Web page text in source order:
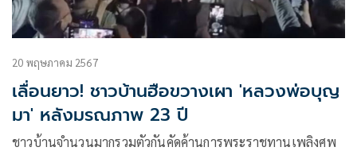
20 พฤษภาคม 2567
เลื่อนยาว! ชาวบ้านฮือขวางเผา 'หลวงพ่อบุญ
มา' หลังมรณภาพ 23 ปี
ชาวบ้านจำนวนมากรวมตัวกันคัดค้านการพระราชทานเพลิงศพ